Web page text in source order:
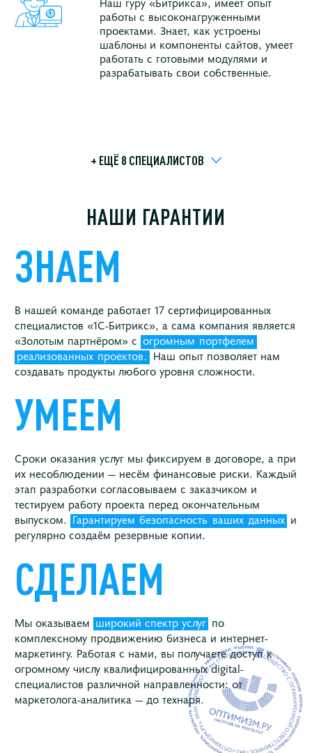
работы с высоконагруженными
проектами. Знает, как устроены
шаблоны и компоненты сайтов, умеет
работать с готовыми модулями и
разрабатывать свои собственные.
+ ЕЩЁ 8 СПЕЦИАЛИСТОВ
НАШИ ГАРАНТИИ
ЗНАЕМ
В нашей команде работает 17 сертифицированных
специалистов «1С-Битрикс», а сама компания является
«Золотым партнёром» с огромным портфелем
реализованных проектов.Наш опыт позволяет нам
создавать продукты любого уровня сложности.
УМЕЕМ
Сроки оказания услуг мы фиксируем в договоре, а при
их несоблюдении — несём финансовые риски. Каждый
этап разработки согласовываем с заказчиком и
тестируем работу проекта перед окончательным
выпуском. Гарантируем безопасность ваших данных и
регулярно создаём резервные копии.
СДЕЛАЕМ
Мы оказываем широкий спектр услуг по
комплексному продвижению бизнеса и интернет-
маркетингу. Работая с нами, вы получаете доступ к
огромному числу квалифицированных digital-
специалистов различной направленности: от
маркетолога-аналитика — до технаря.